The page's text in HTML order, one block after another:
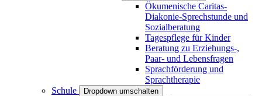
Ökumenische Caritas-
Diakonie-Sprechstunde und
Sozialberatung
Tagespflege für Kinder
Beratung zu Erziehungs-,
Paar- und Lebensfragen
Sprachförderung und
Sprachtherapie
Schule
Dropdown umschalten